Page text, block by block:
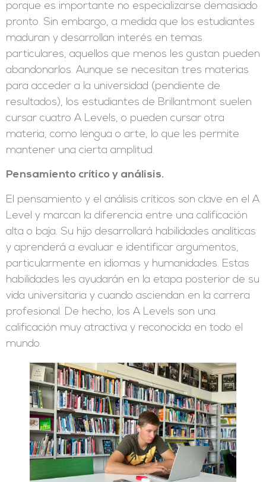
porque es importante no especializarse demasiado
pronto. Sin embargo, a medida que los estudiantes
maduran y desarrollan interés en temas
particulares, aquellos que menos les gustan pueden
abandonarlos. Aunque se necesitan tres materias
para acceder a la universidad (pendiente de
resultados), los estudiantes de Brillantmont suelen
cursar cuatro A Levels, o pueden cursar otra
materia, como lengua o arte, lo que les permite
mantener una cierta amplitud.
Pensamiento crítico y análisis.
El pensamiento y el análisis críticos son clave en el A
Level y marcan la diferencia entre una calificación
alta o baja. Su hijo desarrollará habilidades analíticas
y aprenderá a evaluar e identificar argumentos,
particularmente en idiomas y humanidades. Estas
habilidades les ayudarán en la etapa posterior de su
vida universitaria y cuando asciendan en la carrera
profesional. De hecho, los A Levels son una
calificación muy atractiva y reconocida en todo el
mundo.